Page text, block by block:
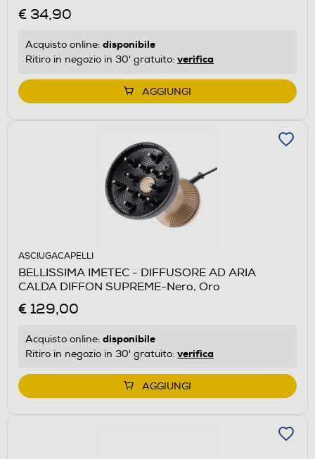
€ 34,90
Acquisto online: disponibile
Ritiro in negozio in 30' gratuito: verifica
AGGIUNGI
ASCIUGACAPELLI
BELLISSIMA IMETEC - DIFFUSORE AD ARIA
CALDA DIFFON SUPREME-Nero, Oro
€ 129,00
Acquisto online: disponibile
Ritiro in negozio in 30' gratuito: verifica
AGGIUNGI